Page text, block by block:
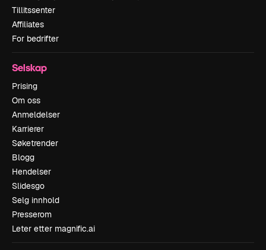
Tillitssenter
Affiliates
For bedrifter
Selskap
Prising
Om oss
Anmeldelser
Karrierer
Søketrender
Blogg
Hendelser
Slidesgo
Selg innhold
Presserom
Leter etter magnific.ai